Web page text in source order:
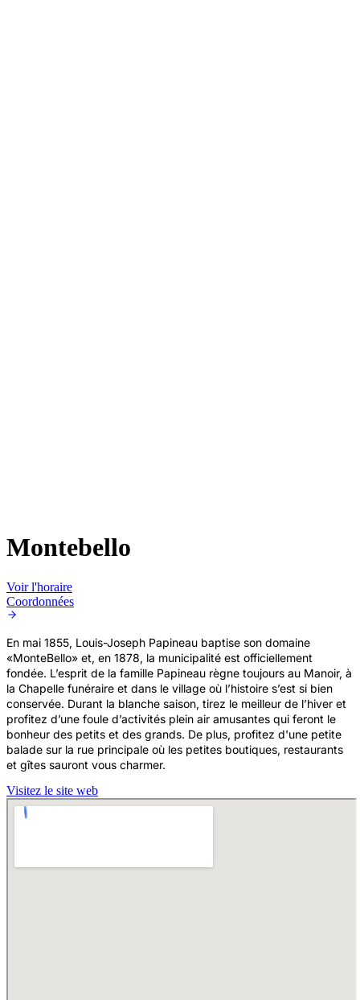
Montebello
Voir l'horaire
Coordonnées
En mai 1855, Louis-Joseph Papineau baptise son domaine
«MonteBello» et, en 1878, la municipalité est officiellement
fondée. L’esprit de la famille Papineau règne toujours au Manoir, à
la Chapelle funéraire et dans le village où l’histoire s’est si bien
conservée. Durant la blanche saison, tirez le meilleur de l’hiver et
profitez d’une foule d’activités plein air amusantes qui feront le
bonheur des petits et des grands. De plus, profitez d'une petite
balade sur la rue principale où les petites boutiques, restaurants
et gîtes sauront vous charmer.
Visitez le site web